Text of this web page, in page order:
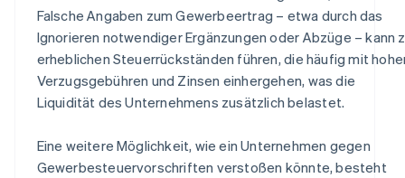
Falsche Angaben zum Gewerbeertrag – etwa durch das
Ignorieren notwendiger Ergänzungen oder Abzüge – kann
erheblichen Steuerrückständen führen, die häufig mit
Verzugsgebühren und Zinsen einhergehen, was die
Liquidität des Unternehmens zusätzlich belastet.
Eine weitere Möglichkeit, wie ein Unternehmen gegen
Gewerbesteuervorschriften verstoßen könnte, besteht